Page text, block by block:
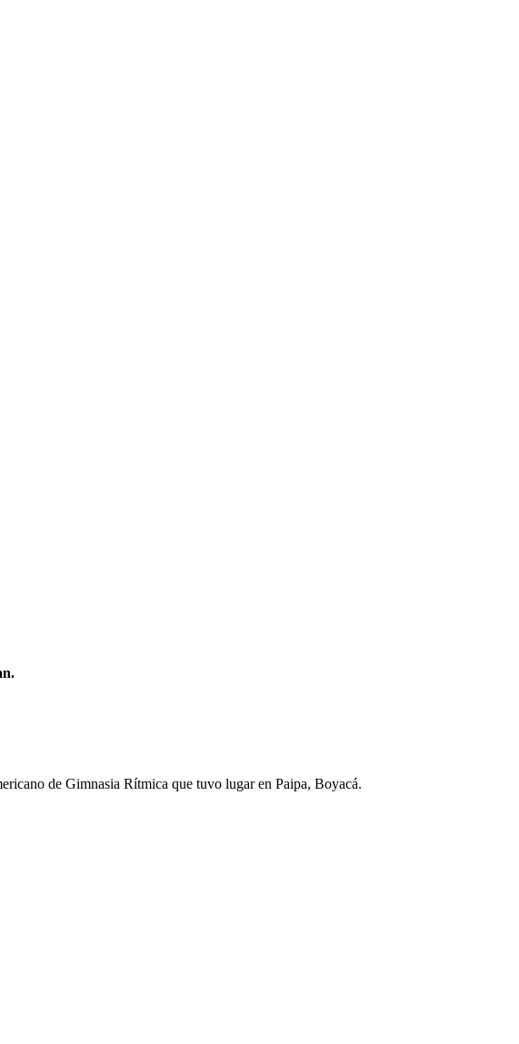
de Gimnasia Rítmica que tuvo lugar en Paipa, Boyacá.